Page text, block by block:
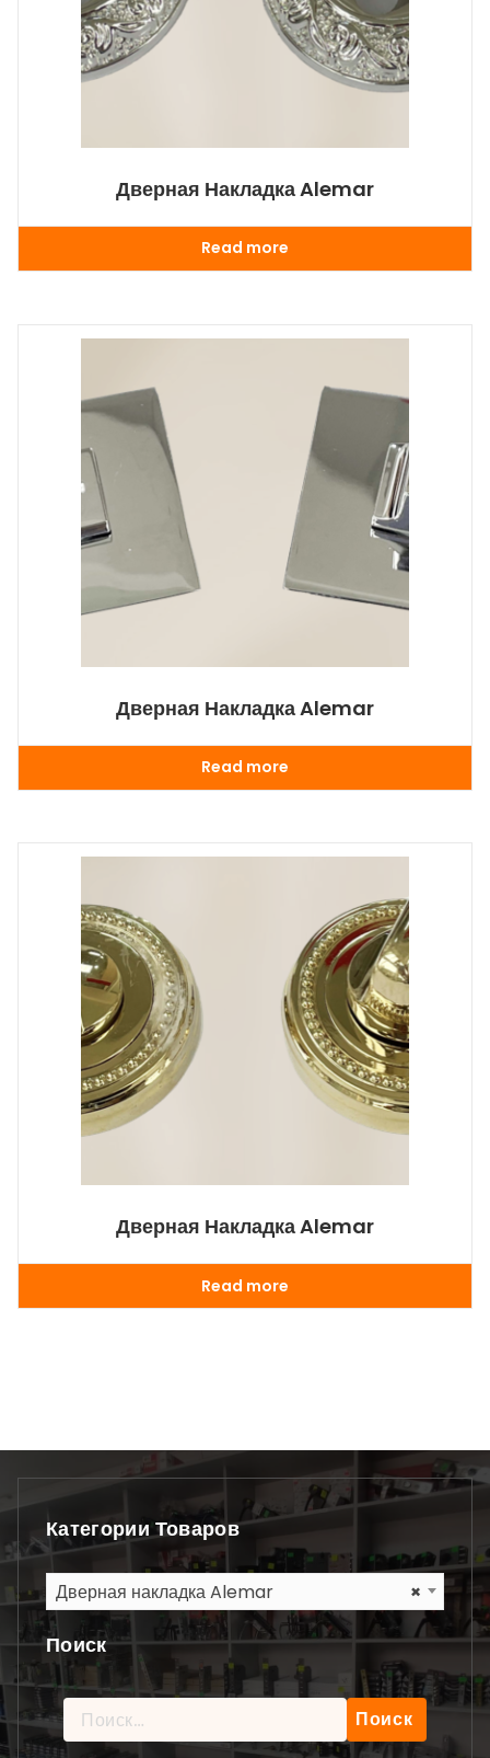
Дверная Накладка Alemar
Read more
Дверная Накладка Alemar
Read more
Дверная Накладка Alemar
Read more
Категории Товаров
×
Дверная накладка Alemar
Поиск
Найти: